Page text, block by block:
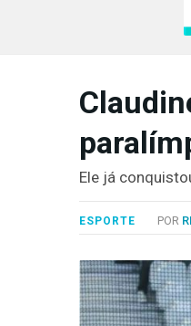
Desenvolvido
Ele já
ESPORTE POR